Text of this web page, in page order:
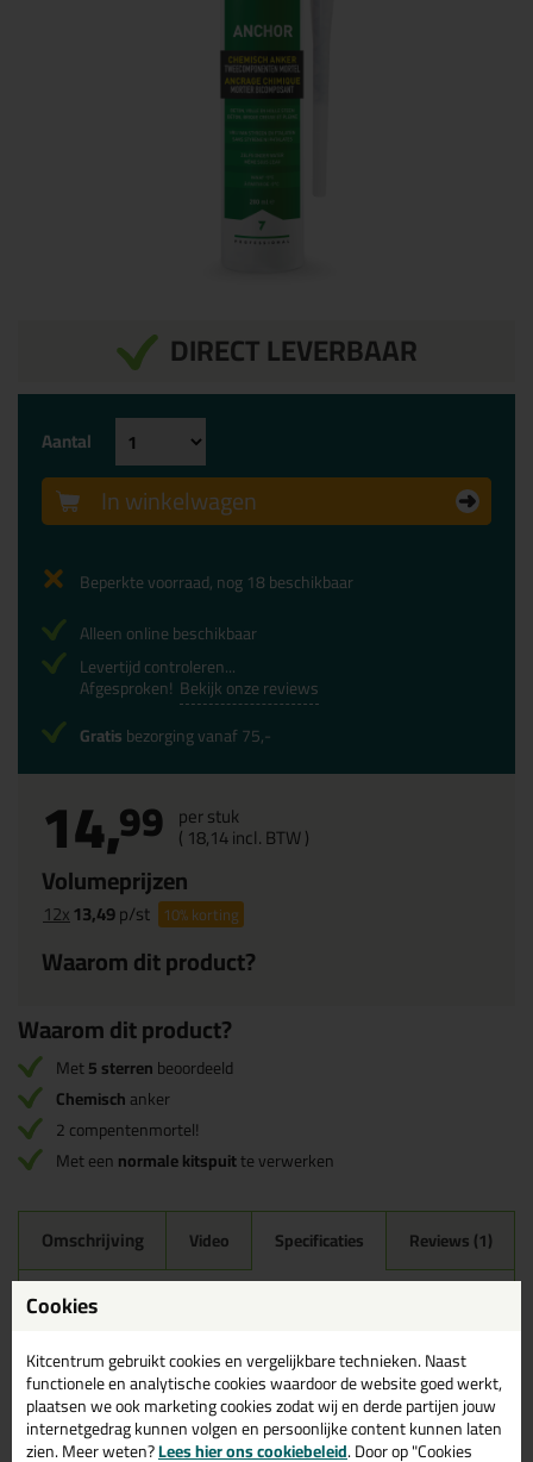
DIRECT LEVERBAAR
14,99 per stuk
( 18,14incl. BTW )
Volumeprijzen
12x13,49p/st 10%korting
Waarom dit product?
Aantal
In winkelwagen
Beperkte voorraad, nog 18 beschikbaar
Alleen online beschikbaar
Levertijd controleren...
Afgesproken! Bekijk onze reviews
Gratisbezorging vanaf 75,-
Waarom dit product?
Met5 sterrenbeoordeeld
Chemischanker
2 compentenmortel!
Met eennormale kitspuitte verwerken
Omschrijving Video Specificaties Reviews (1)
Technische gegevens Tec7 Anchor
Chemisch Anker 280ml
Bekijk hier het datablad met alle informatie over de Tec7
Anchor
Bekijk hier het veiligheidsinformatieblad A over de Tec7
Cookies
Kitcentrum gebruikt cookies en vergelijkbare technieken. Naast
functionele en analytische cookies waardoor de website goed werkt,
plaatsen we ook marketing cookies zodat wij en derde partijen jouw
internetgedrag kunnen volgen en persoonlijke content kunnen laten
zien. Meer weten?Lees hier ons cookiebeleid. Door op "Cookies